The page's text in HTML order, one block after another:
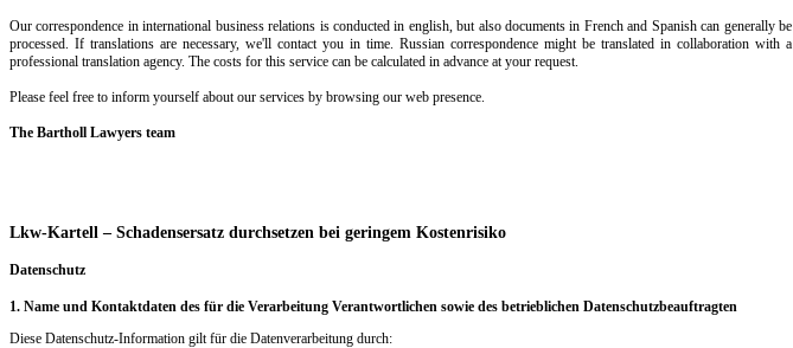
Our correspondence in international business relations is conducted in english, but also documents in French and Spanish can generally be
processed. If translations are necessary, we'll contact you in time. Russian correspondence might be translated in collaboration with a
professional translation agency. The costs for this service can be calculated in advance at your request.
Please feel free to inform yourself about our services by browsing our web presence.
The Bartholl Lawyers team
Lkw-Kartell – Schadensersatz durchsetzen bei geringem Kostenrisiko
Datenschutz
1. Name und Kontaktdaten des für die Verarbeitung Verantwortlichen sowie des betrieblichen Datenschutzbeauftragten
Diese Datenschutz-Information gilt für die Datenverarbeitung durch: